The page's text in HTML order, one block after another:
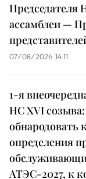
Председателя
ассамблеи —
07/08/2026 14:11
1-я
НС XVI созыва:
обнародовать
определения
АТЭС-2027, к